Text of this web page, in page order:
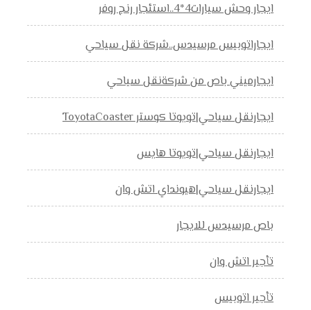
ايجار وحش سيارات4*4..استئجار رنج روفر
ايجاراتوبيس مرسيدس..شركة نقل سياحي
ايجارميني باص من شركةنقل سياحي
ايجارنقل سياحي|تويوتا كوستر ToyotaCoaster
ايجارنقل سياحي|تويوتا هايس
ايجارنقل سياحي|هيونداي اتش وان
باص مرسيدس للايجار
تأجير اتش وان
تأجير اتوبيس